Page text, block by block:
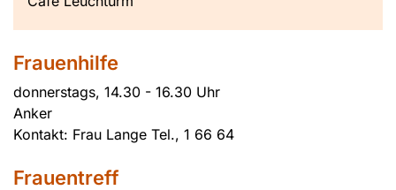
Frauenhilfe
donnerstags, 14.30 - 16.30 Uhr
Anker
Kontakt: Frau Lange Tel., 1 66 64
Frauentreff